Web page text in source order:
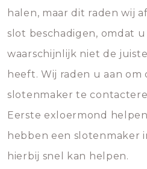
halen, maar dit raden wij
slot beschadigen, omdat
waarschijnlijk niet de
heeft. Wij raden u aan om
slotenmaker te
Eerste exloermond
hebben een slotenmaker
hierbij snel kan helpen.